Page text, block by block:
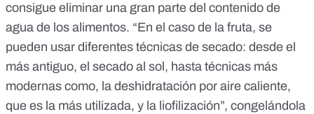
consigue eliminar una gran parte del contenido de
agua de los alimentos. “En el caso de la fruta, se
pueden usar diferentes técnicas de secado: desde el
más antiguo, el secado al sol, hasta técnicas más
modernas como, la deshidratación por aire caliente,
que es la más utilizada, y la liofilización”, congelándola